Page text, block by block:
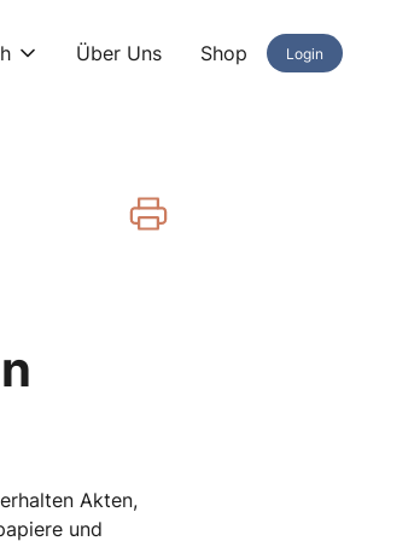
Über Uns Shop Login
Akten,
und